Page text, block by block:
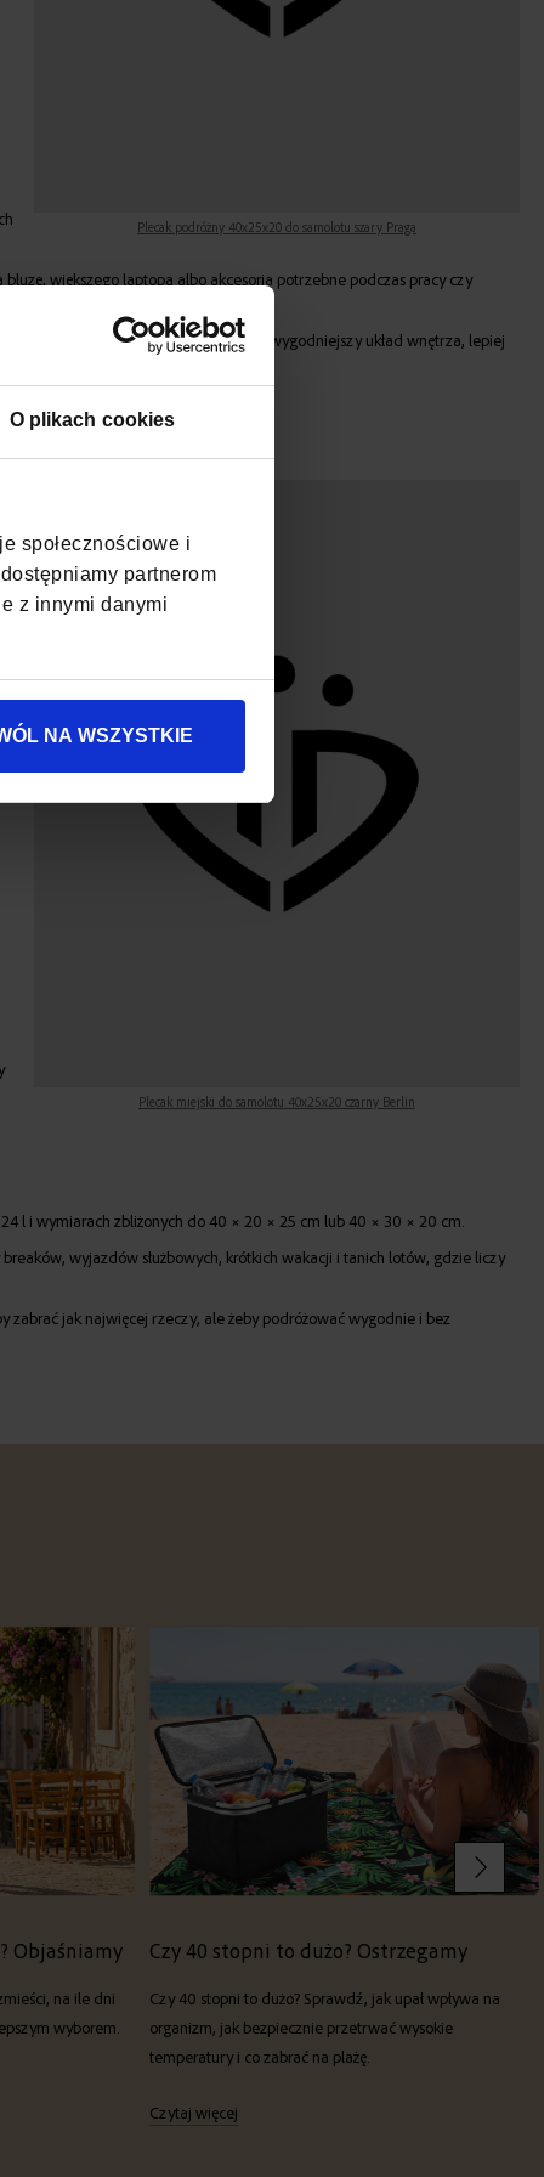
O plikach cookies
społecznościowe i
partnerom
z innymi danymi
NA WSZYSTKIE
Plecak podróżny 40x25x20 do samolotu szary Praga
większego laptopa albo akcesoria potrzebne podczas pracy czy
Jeżeli cenisz większy zapas miejsca i wygodniejszy układ wnętrza, lepiej
Plecak miejski do samolotu 40x25x20 czarny Berlin
l i wymiarach zbliżonych do 40 × 20 × 25 cm lub 40 × 30 × 20 cm.
wyjazdów służbowych, krótkich wakacji i tanich lotów, gdzie liczy
zabrać jak najwięcej rzeczy, ale żeby podróżować wygodnie i bez
Objaśniamy
na ile dni
wyborem.
Czy 40 stopni to dużo? Ostrzegamy
Czy 40 stopni to dużo? Sprawdź, jak upał wpływa na
organizm, jak bezpiecznie przetrwać wysokie
temperatury i co zabrać na plażę.
Czytaj więcej